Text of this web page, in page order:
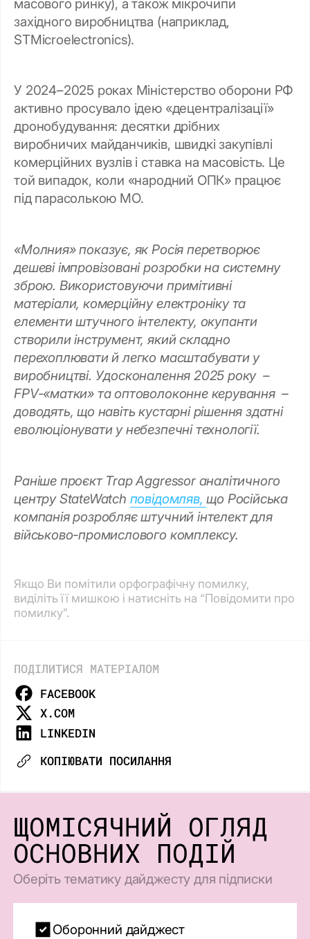
західного виробництва (наприклад,
STMicroelectronics).
У 2024–2025 роках Міністерство оборони РФ
активно просувало ідею «децентралізації»
дронобудування: десятки дрібних
виробничих майданчиків, швидкі закупівлі
комерційних вузлів і ставка на масовість. Це
той випадок, коли «народний ОПК» працює
під парасолькою МО.
«Молния» показує, як Росія перетворює
дешеві імпровізовані розробки на системну
зброю. Використовуючи примітивні
матеріали, комерційну електроніку та
елементи штучного інтелекту, окупанти
створили інструмент, який складно
перехоплювати й легко масштабувати у
виробництві. Удосконалення 2025 року –
FPV-«матки» та оптоволоконне керування –
доводять, що навіть кустарні рішення здатні
еволюціонувати у небезпечні технології.
Раніше проєкт Trap Aggressor аналітичного
центру StateWatch повідомляв,що Російська
компанія розробляє штучний інтелект для
військово-промислового комплексу.
Якщо Ви помітили орфографічну помилку,
виділіть її мишкою і натисніть на “Повідомити про
помилку”.
ПОДІЛИТИСЯ МАТЕРІАЛОМ
FACEBOOK
X.COM
LINKEDIN
КОПІЮВАТИ ПОСИЛАННЯ
ЩОМІСЯЧНИЙ ОГЛЯД
ОСНОВНИХ ПОДІЙ
Оберіть тематику дайджесту для підписки
Оборонний дайджест